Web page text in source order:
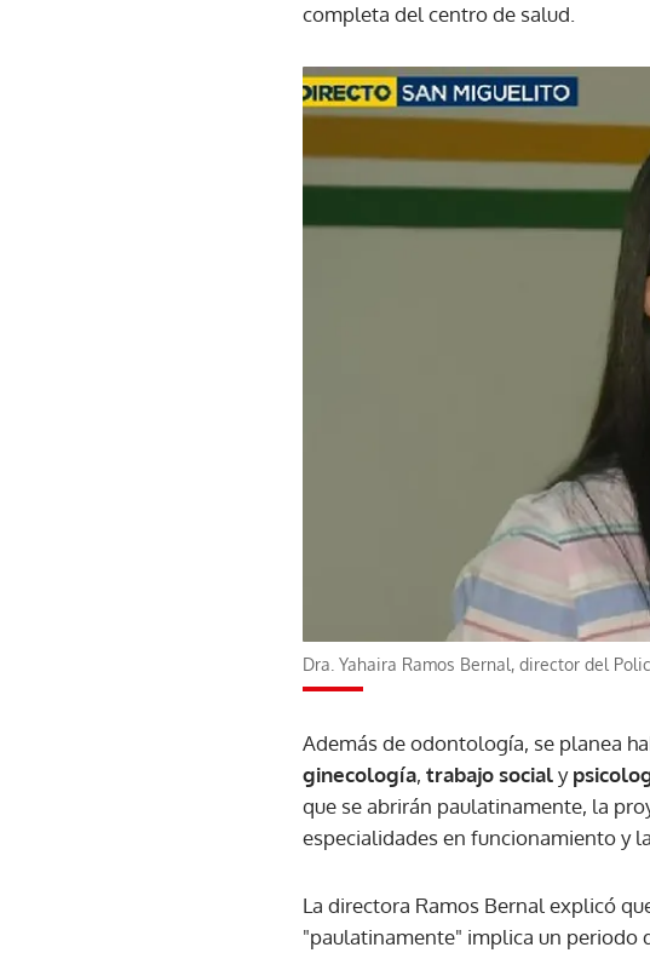
completa del centro de salud.
Dra. Yahaira Ramos Bernal, director del
Además de odontología, se planea
ginecología, trabajo socialy
que se abrirán paulatinamente, la
especialidades en funcionamiento y
La directora Ramos Bernal explicó
"paulatinamente" implica un periodo